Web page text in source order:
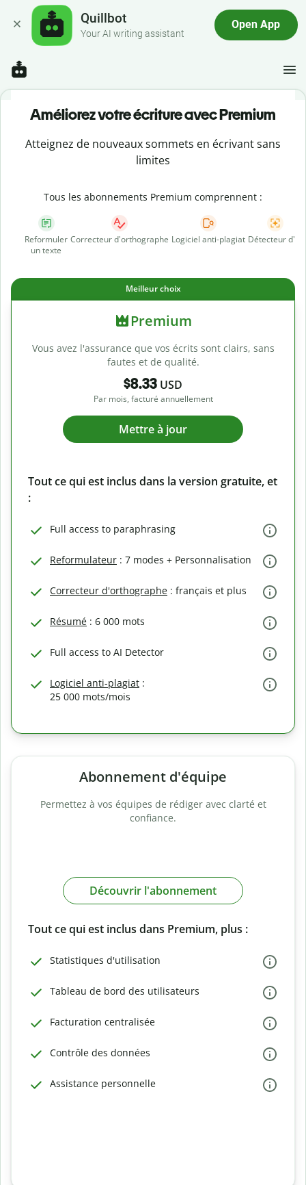
Quillbot
Your AI writing assistant
Open App
Améliorez votre écriture avec Premium
Atteignez de nouveaux sommets en écrivant sans
limites
Tous les abonnements Premium comprennent :
Reformuler
un texte
Correcteur d'orthographe Logiciel anti-plagiat Détecteur d'IA
Meilleur choix
Premium
Vous avez l'assurance que vos écrits sont clairs, sans
fautes et de qualité.
$8.33 USD
Par mois, facturé annuellement
Mettre à jour
Tout ce qui est inclus dans la version gratuite, et
:
Full access to paraphrasing
Reformulateur : 7 modes + Personnalisation
Correcteur d'orthographe : français et plus
Résumé : 6 000 mots
Full access to AI Detector
Logiciel anti-plagiat :
25 000 mots/mois
Abonnement d'équipe
Permettez à vos équipes de rédiger avec clarté et
confiance.
Découvrir l'abonnement
Tout ce qui est inclus dans Premium, plus :
Statistiques d'utilisation
Tableau de bord des utilisateurs
Facturation centralisée
Contrôle des données
Assistance personnelle